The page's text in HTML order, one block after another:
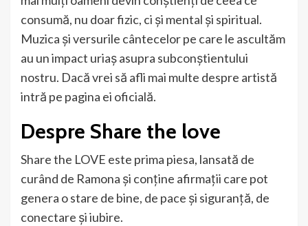
consumă, nu doar fizic, ci și mental și spiritual.
Muzica și versurile cântecelor pe care le ascultăm
au un impact uriaș asupra subconștientului
nostru. Dacă vrei să afli mai multe despre artistă
intră pe pagina ei oficială.
Despre Share the love
Share the LOVE este prima piesa, lansată de
curând de Ramona și conține afirmații care pot
genera o stare de bine, de pace și siguranță, de
conectare și iubire.